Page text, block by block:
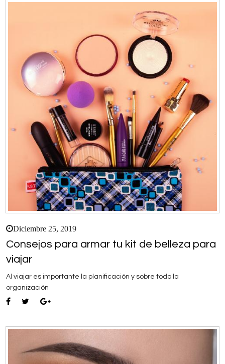
Diciembre 25, 2019
Consejos para armar tu kit de belleza para
viajar
Al viajar es importante la planificación y sobre todo la
organización